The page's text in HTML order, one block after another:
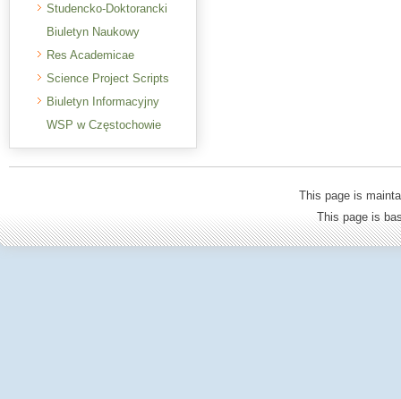
Studencko-Doktorancki
Biuletyn Naukowy
Res Academicae
Science Project Scripts
Biuletyn Informacyjny
WSP w Częstochowie
This page is
This page is